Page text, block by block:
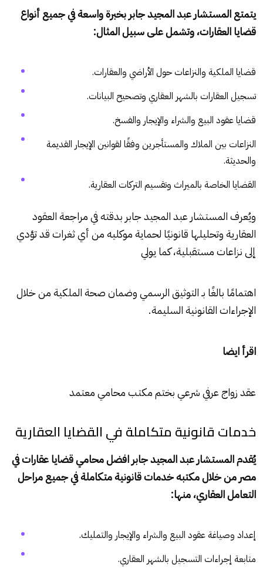
يتمتع المستشار عبد المجيد جابر بخبرة واسعة في جميع أنواع
قضايا العقارات، وتشمل على سبيل المثال:
قضايا الملكية والنزاعات حول الأراضي والعقارات.
تسجيل العقارات بالشهر العقاري وتصحيح البيانات.
قضايا عقود البيع والشراء والإيجار والفسخ.
النزاعات بين الملاك والمستأجرين وفقًا لقوانين الإيجار القديمة
والحديثة.
القضايا الخاصة بالميراث وتقسيم التركات العقارية.
ويُعرف المستشار عبد المجيد جابر بدقته في مراجعة العقود
العقارية وتحليلها قانونيًا لحماية موكليه من أي ثغرات قد تؤدي
إلى نزاعات مستقبلية، كما يولي
اهتمامًا بالغًا بـ التوثيق الرسمي وضمان صحة الملكية من خلال
الإجراءات القانونية السليمة.
اقرأ ايضا
عقد زواج عرفي شرعي بختم مكتب محامي معتمد
خدمات قانونية متكاملة في القضايا العقارية
يُقدم المستشار عبد المجيد جابر افضل محامي قضايا عقارات في
مصر من خلال مكتبه خدمات قانونية متكاملة في جميع مراحل
التعامل العقاري، منها:
إعداد وصياغة عقود البيع والشراء والإيجار والتمليك.
متابعة إجراءات التسجيل بالشهر العقاري.